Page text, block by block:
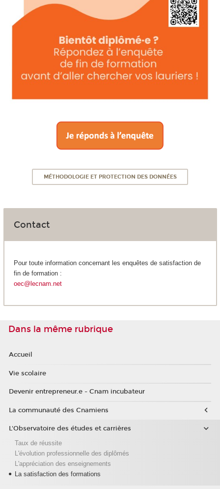
MÉTHODOLOGIE ET PROTECTION DES DONNÉES
Contact
Pour toute information concernant les enquêtes de satisfaction de
fin de formation :
oec@lecnam.net
Dans la même rubrique
Accueil
Vie scolaire
Devenir entrepreneur.e - Cnam incubateur
La communauté des Cnamiens
L'Observatoire des études et carrières
Taux de réussite
L'évolution professionnelle des diplômés
L'appréciation des enseignements
La satisfaction des formations